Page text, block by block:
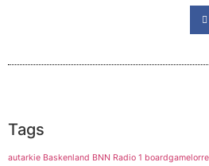
Tags
autarkie Baskenland BNN Radio 1